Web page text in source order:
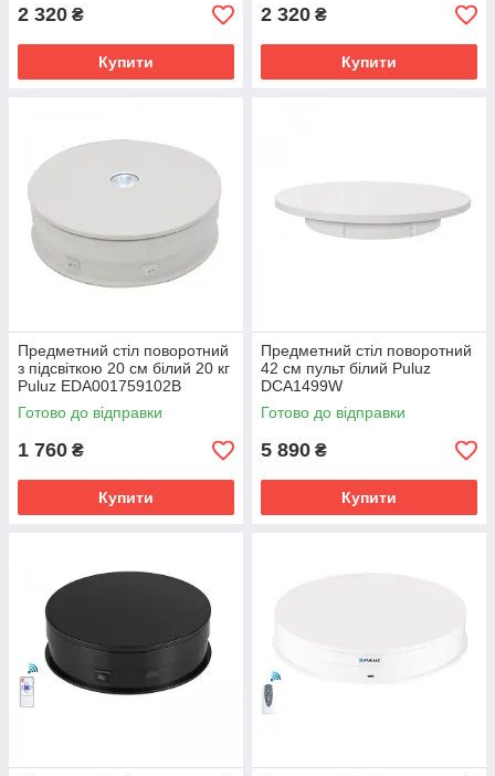
2 320 ₴
Купити
2 320 ₴
Купити
Предметний стіл поворотний
з підсвіткою 20 см білий 20 кг
Puluz EDA001759102B
Готово до відправки
1 760 ₴
Купити
Предметний стіл поворотний
42 см пульт білий Puluz
DCA1499W
Готово до відправки
5 890 ₴
Купити